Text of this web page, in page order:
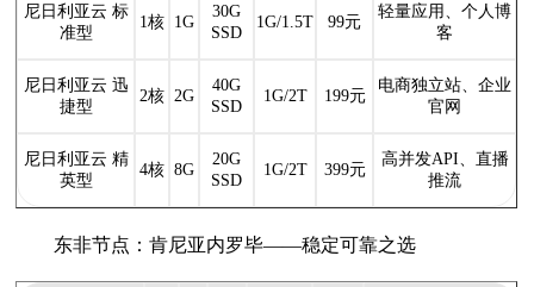
尼日利亚云 标
准型
1核 1G
30G
SSD
1G/1.5T 99元
轻量应用、个人博
客
尼日利亚云 迅
捷型
2核 2G
40G
SSD
1G/2T 199元
电商独立站、企业
官网
尼日利亚云 精
英型
4核 8G
20G
SSD
1G/2T 399元
高并发API、直播
推流
东非节点：肯尼亚内罗毕——稳定可靠之选